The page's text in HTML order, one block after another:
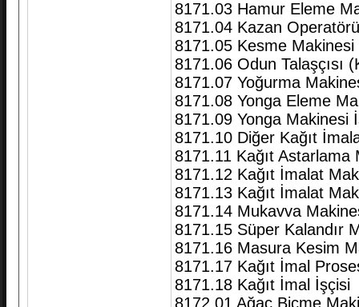
8171.03 Hamur Eleme
8171.04 Kazan
8171.05 Kesme
8171.06 Odun Talaşçısı
8171.07 Yoğurma
8171.08 Yonga Eleme
8171.09 Yonga Makinesi
8171.10 Diğer Kağıt
8171.11 Kağıt
8171.12 Kağıt İmalat
8171.13 Kağıt İmalat
8171.14 Mukavva
8171.15 Süper Kalandır
8171.16 Masura Kesim
8171.17 Kağıt İmal
8171.18 Kağıt İmal İşçisi
8172.01 Ağaç Biçme